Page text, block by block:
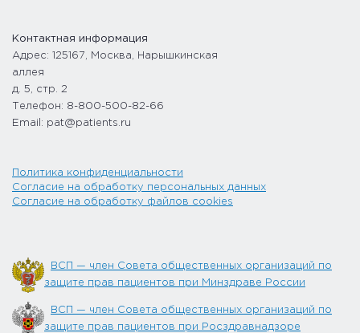
Контактная информация
Адрес: 125167, Москва, Нарышкинская
аллея
д. 5, стр. 2
Телефон: 8-800-500-82-66
Email: pat@patients.ru
Политика конфиденциальности
Согласие на обработку персональных данных
Согласие на обработку файлов cookies
ВСП — член Совета общественных организаций по
защите прав пациентов при Минздраве России
ВСП — член Совета общественных организаций по
защите прав пациентов при Росздравнадзоре